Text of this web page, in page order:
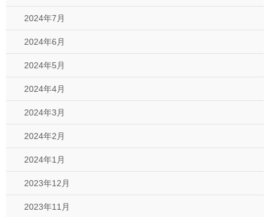
2024年7月
2024年6月
2024年5月
2024年4月
2024年3月
2024年2月
2024年1月
2023年12月
2023年11月